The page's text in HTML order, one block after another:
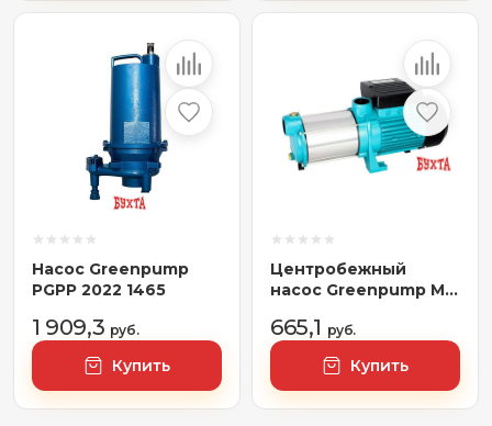
Насос Greenpump
PGPP 2022 1465
1 909,3 руб.
Купить
Центробежный
насос Greenpump МН
665,1 руб.
Купить